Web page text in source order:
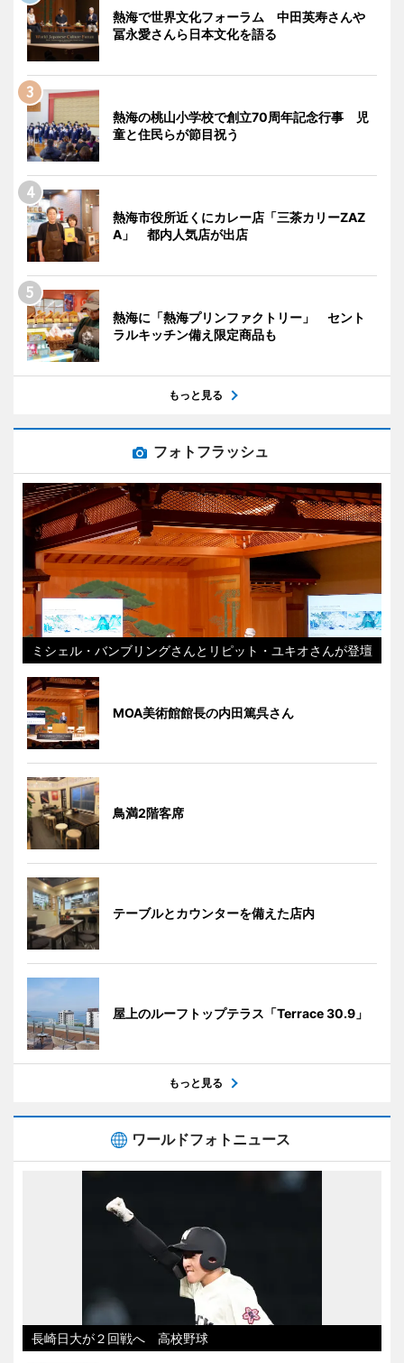
熱海で世界文化フォーラム 中田英寿さんや
冨永愛さんら日本文化を語る
熱海の桃山小学校で創立70周年記念行事 児
童と住民らが節目祝う
熱海市役所近くにカレー店「三茶カリーZAZ
A」 都内人気店が出店
熱海に「熱海プリンファクトリー」 セント
ラルキッチン備え限定商品も
もっと見る
フォトフラッシュ
ミシェル・バンブリングさんとリピット・ユキオさんが登壇
MOA美術館館長の内田篤呉さん
鳥満2階客席
テーブルとカウンターを備えた店内
屋上のルーフトップテラス「Terrace 30.9」
もっと見る
ワールドフォトニュース
長崎日大が２回戦へ 高校野球